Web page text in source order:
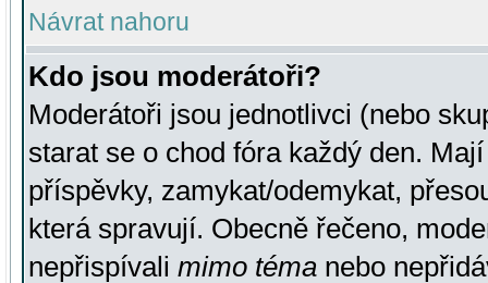
Návrat nahoru
Kdo jsou moderátoři?
Moderátoři jsou jednotlivci (nebo
starat se o chod fóra každý den.
příspěvky, zamykat/odemykat,
která spravují. Obecně řečeno,
nepřispívali mimo téma nebo